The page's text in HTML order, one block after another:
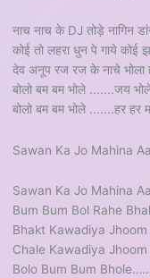
नाच नाच के DJ तोड़े नागिन
कोई तो लहरा धुन पे गाये कोई
देव अनूप रज रज के नाचे भोला
बोलो बम बम भोले .......जय
बोलो बम बम भोले .......हर हर
Sawan Ka Jo Mahina
Sawan Ka Jo Mahina
Bum Bum Bol Rahe
Bhakt Kawadiya Jhoom
Chale Kawadiya
Bolo Bum Bum